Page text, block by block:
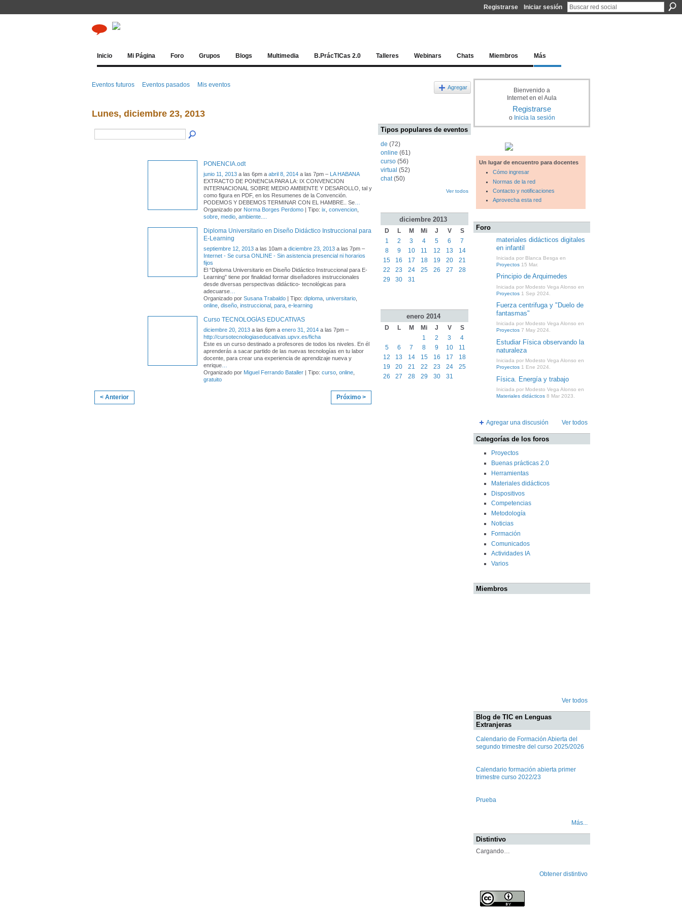
Registrarse Iniciar sesión
Inicio Mi Página Foro Grupos Blogs Multimedia B.PrácTICas 2.0 Talleres Webinars Chats Miembros Más
Eventos futuros Eventos pasados Mis eventos Agregar
Lunes, diciembre 23, 2013
PONENCIA.odt
junio 11, 2013 a las 6pm a abril 8, 2014 a las 7pm – LA HABANA
EXTRACTO DE PONENCIA PARA LA: IX CONVENCION
INTERNACIONAL SOBRE MEDIO AMBIENTE Y DESAROLLO, tal y
como figura en PDF, en los Resumenes de la Convención.
PODEMOS Y DEBEMOS TERMINAR CON EL HAMBRE.. Se
Organizado por Norma Borges Perdomo | Tipo: ix convencion
sobre medio ambiente....
Diploma Universitario en Diseño Didáctico Instruccional para
E-Learning
septiembre 12, 2013 a las 10am a diciembre 23, 2013 a las 7pm –
Internet - Se cursa ONLINE - Sin asistencia presencial ni horarios
fijos
El “Diploma Universitario en Diseño Didáctico Instruccional para E-
Learning” tiene por finalidad formar diseñadores instruccionales
desde diversas perspectivas didáctico- tecnológicas para
adecuarse
Organizado por Susana Trabaldo | Tipo: diploma universitario
online diseño instruccional para e-learning
Curso TECNOLOGÍAS EDUCATIVAS
diciembre 20, 2013 a las 6pm a enero 31, 2014 a las 7pm –
http://cursotecnologiaseducativas.upvx.es/ficha
Este es un curso destinado a profesores de todos los niveles. En él
aprenderás a sacar partido de las nuevas tecnologías en tu labor
docente, para crear una experiencia de aprendizaje nueva y
enrique…
Organizado por Miguel Ferrando Bataller | Tipo: curso, online,
gratuito
< Anterior Próximo >
Tipos populares de eventos
de (72)
online (61)
curso (56)
virtual (52)
chat(50)
Ver todos
diciembre 2013
D L M Mi J V
S
1
2 3 4 5 6
7
8
9 10 11 12 13
14
15
16 17 18 19 20
21
22
23 24 25 26 27
28
29
30 31
enero 2014
D L M Mi J V
S
1
2 3
4
5
6 7 8 9 10
11
12
13 14 15 16 17
18
19
20 21 22 23 24
25
26
27 28 29 30 31
Bienvenido a
Internet en el Aula
Registrarse
o Inicia la sesión
Un lugar de encuentro para docentes
Cómo ingresar
Normas de la red
Contacto y notificaciones
Aprovecha esta red
Foro
materiales didácticos digitales
en infantil
Iniciada por Blanca Besga en
Proyectos 15 Mar.
Principio de Arquimedes
Iniciada por Modesto Vega Alonso en
Proyectos 1 Sep 2024.
Fuerza centrifuga y "Duelo de
fantasmas"
Iniciada por Modesto Vega Alonso en
Proyectos 7 May 2024.
Estudiar Física observando la
naturaleza
Iniciada por Modesto Vega Alonso en
Proyectos 1 Ene 2024.
Física. Energía y trabajo
Iniciada por Modesto Vega Alonso en
Materiales didácticos 8 Mar 2023.
Agregar una discusión Ver todos
Categorías de los foros
Proyectos
Buenas prácticas 2.0
Herramientas
Materiales didácticos
Dispositivos
Competencias
Metodología
Noticias
Formación
Comunicados
Actividades IA
Varios
Miembros
Ver todos
Blog de TIC en Lenguas
Extranjeras
Calendario de Formación Abierta del
segundo trimestre del curso 2025/2026
Calendario formación abierta primer
trimestre curso 2022/23
Prueba
Más...
Distintivo
Cargando…
Obtener distintivo